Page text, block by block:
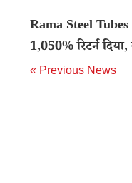
Rama Steel
1,050% रिटर्न
« Previous News